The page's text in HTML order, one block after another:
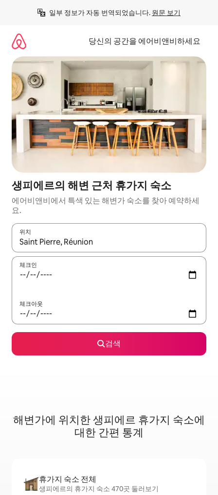
일부 정보가 자동 번역되었습니다. 원문 보기
당신의 공간을 에어비앤비하세요
생피에르의 해변 근처 휴가지 숙소
에어비앤비에서 특색 있는 해변가 숙소를 찾아 예약하세
요.
위치
결과가 나오면 위·아래 화살표 키를 사용하거나 터치 또는 스와이
체크인
체크아웃
검색
해변가에 위치한 생피에르 휴가지 숙소에
대한 간편 통계
휴가지 숙소 전체
생피에르의 휴가지 숙소 470곳 둘러보기